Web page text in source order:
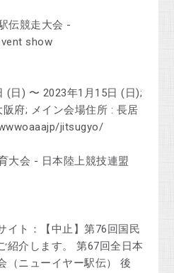
伝競走大会 -
show
(日) 〜 2023年1月15日 (日);
府; メイン会場住所 : 長居
jitsugyo/
大会 - 日本陸上競技連盟
イト：【中止】第76回国民
紹介します。 第67回全日本
（ニューイヤー駅伝） 後